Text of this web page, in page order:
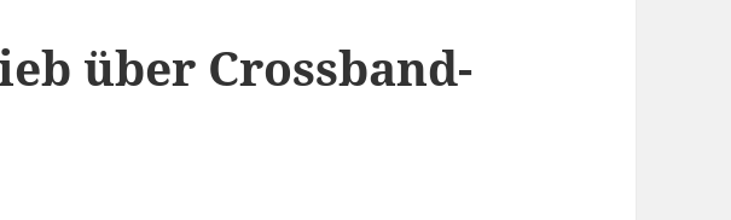
über Crossband-